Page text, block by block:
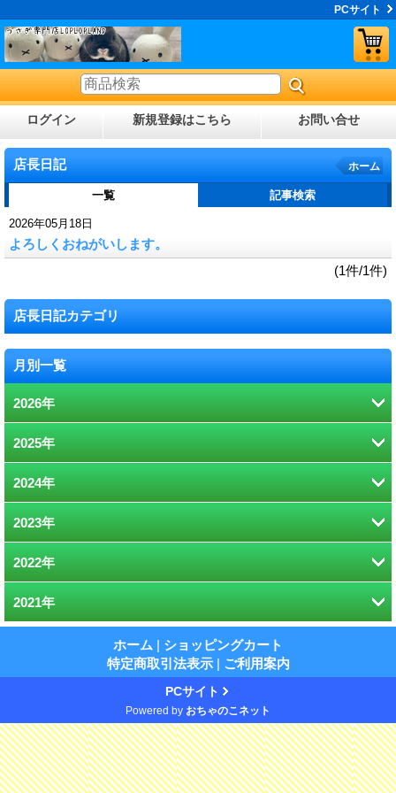
PCサイト
ログイン 新規登録はこちら お問い合せ
店長日記 ホーム
一覧 記事検索
2026年05月18日
よろしくおねがいします。
(1件/1件)
店長日記カテゴリ
月別一覧
2026年
5月 (1)
4月 (1)
2025年
8月 (1)
1月 (2)
2024年
12月 (2)
5月 (1)
1月 (1)
2023年
12月 (2)
11月 (1)
1月 (2)
2022年
12月 (2)
6月 (1)
2月 (1)
2021年
ホーム | ショッピングカート
特定商取引法表示 | ご利用案内
PCサイト
Powered by おちゃのこネット